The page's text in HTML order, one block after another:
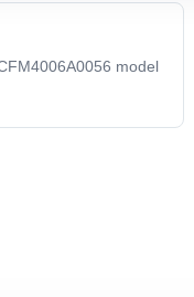
model